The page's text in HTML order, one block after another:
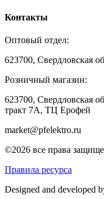
Контакты
Оптовый отдел:
623700, Свердловская
Розничный магазин:
623700, Свердловская
тракт 7А, ТЦ Ерофей
market@pfelektro.ru
©2026 все права
Правила ресурса
Designed and developed